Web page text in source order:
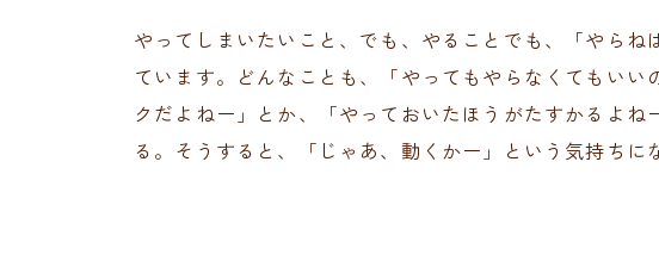
やってしまいたいこと、でも、やることでも、「やら
ています。どんなことも、「やってもやらなくてもい
クだよねー」とか、「やっておいたほうがたすかるよ
る。そうすると、「じゃあ、動くかー」という気持ちに